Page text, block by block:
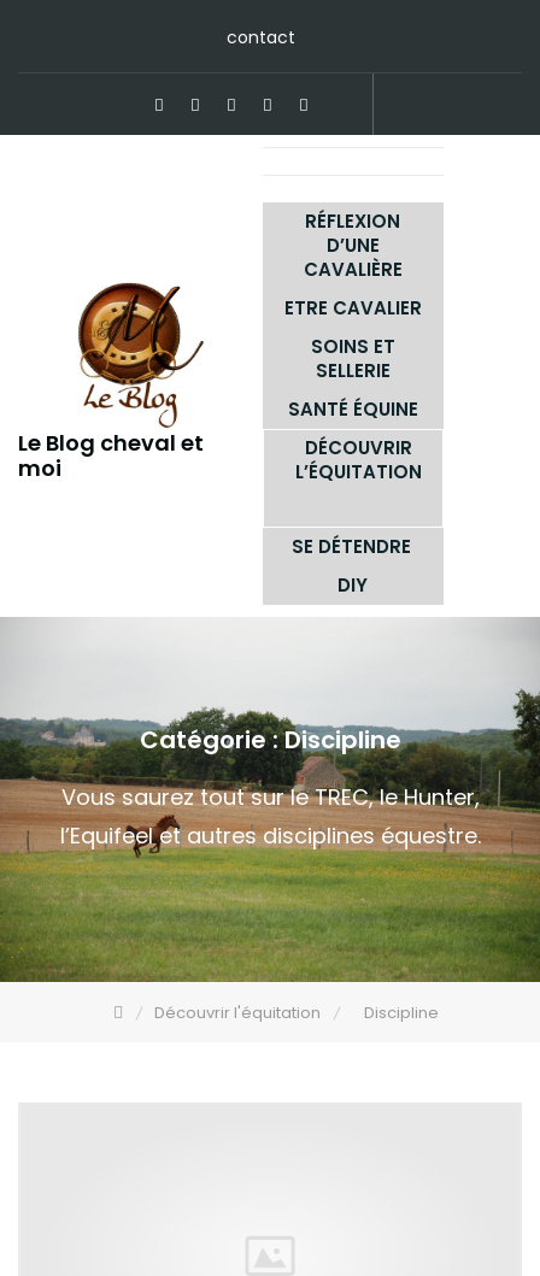
contact
Le Blog cheval et
moi
RÉFLEXION
D’UNE
CAVALIÈRE
ETRE CAVALIER
SOINS ET
SELLERIE
SANTÉ ÉQUINE
DÉCOUVRIR
L’ÉQUITATION
SE DÉTENDRE
DIY
Catégorie :Discipline
Vous saurez tout sur le TREC, le Hunter,
l’Equifeel et autres disciplines équestre.
Découvrir l'équitation Discipline